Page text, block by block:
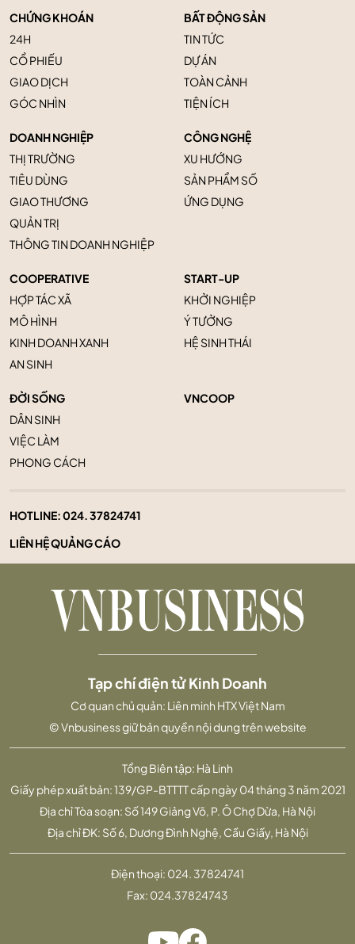
CHỨNG KHOÁN
24H
CỔ PHIẾU
GIAO DỊCH
GÓC NHÌN
BẤT ĐỘNG SẢN
TIN TỨC
DỰ ÁN
TOÀN CẢNH
TIỆN ÍCH
DOANH NGHIỆP
THỊ TRƯỜNG
TIÊU DÙNG
GIAO THƯƠNG
QUẢN TRỊ
THÔNG TIN DOANH NGHIỆP
CÔNG NGHỆ
XU HƯỚNG
SẢN PHẨM SỐ
ỨNG DỤNG
COOPERATIVE
HỢP TÁC XÃ
MÔ HÌNH
KINH DOANH XANH
AN SINH
START-UP
KHỞI NGHIỆP
Ý TƯỞNG
HỆ SINH THÁI
ĐỜI SỐNG
DÂN SINH
VIỆC LÀM
PHONG CÁCH
VNCOOP
HOTLINE:024. 37824741
LIÊN HỆ QUẢNG CÁO
Tổng Biên tập: Hà Linh
Giấy phép xuất bản: 139/GP-BTTTT cấp ngày 04 tháng 3 năm 2021
Địa chỉ Tòa soạn: Số 149 Giảng Võ, P. Ô Chợ Dừa, Hà Nội
Địa chỉ ĐK: Số 6, Dương Đình Nghệ, Cầu Giấy, Hà Nội
Tạp chí điện tử Kinh Doanh
Cơ quan chủ quản: Liên minh HTX Việt Nam
© Vnbusiness giữ bản quyền nội dung trên website
Điện thoại: 024. 37824741
Fax: 024.37824743